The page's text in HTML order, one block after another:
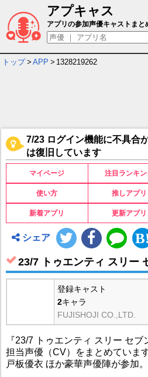
アプキャス
23/7 トゥエンティ
アプリの参加声優キャストまと
トップ > APP > 1328219262
7/23 ログイン機能に不具合
は復旧しています
マイページ 注目ランキン
使い方 推しアプリ
新着アプリ 更新アプリ
シェア
23/7 トゥエンティ スリー
登録キャスト
2キャラ
FUJISHOJI CO.,LTD.
『23/7 トゥエンティ スリー セブ
担当声優（CV）をまとめています
戸板優衣 ほか豪華声優陣が参加。